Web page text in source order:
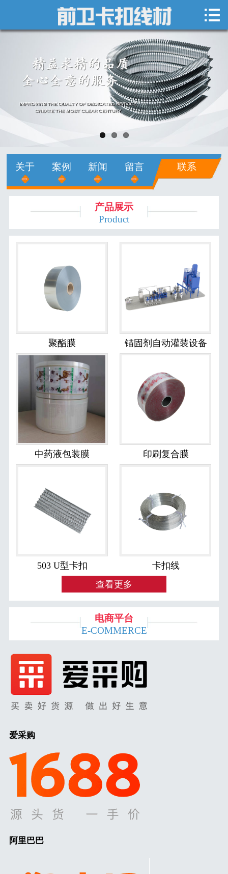
 网站首页
关于我们
新闻中心
产品展示
销售网络
在线留言
联系我们

关于 案例 新闻 留言 联系
产品展示
Product
聚酯膜 锚固剂自动灌装设备
中药液包装膜 印刷复合膜
503 U型卡扣
卡扣线
查看更多
电商平台
E-COMMERCE
爱采购
阿里巴巴